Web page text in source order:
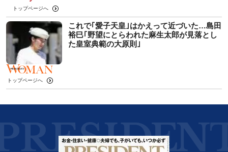
トップページへ
これで｢愛子天皇｣はかえって近づいた…島田
裕巳｢野望にとらわれた麻生太郎が見落とし
た皇室典範の大原則｣
トップページへ